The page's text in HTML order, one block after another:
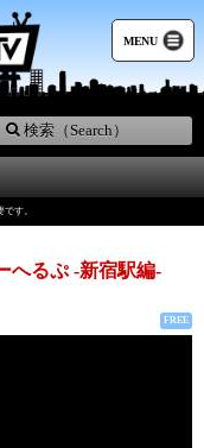
MENU
検索（Search）
す。
へるぷ -新宿駅編-
FREE